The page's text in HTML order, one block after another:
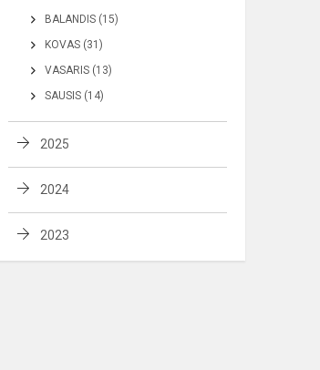
BALANDIS (15)
KOVAS (31)
VASARIS (13)
SAUSIS (14)
2025
2024
2023